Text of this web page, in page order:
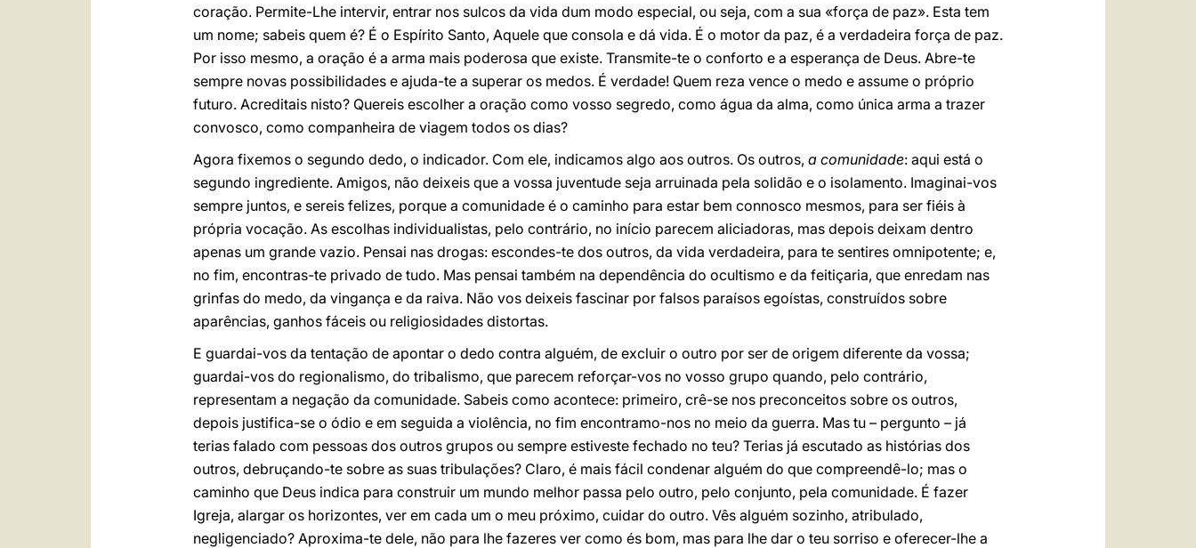
coração. Permite-Lhe intervir, entrar nos sulcos da vida dum modo especial, ou seja, com a sua «força de paz». Esta tem
um nome; sabeis quem é? É o Espírito Santo, Aquele que consola e dá vida. É o motor da paz, é a verdadeira força de paz.
Por isso mesmo, a oração é a arma mais poderosa que existe. Transmite-te o conforto e a esperança de Deus. Abre-te
sempre novas possibilidades e ajuda-te a superar os medos. É verdade! Quem reza vence o medo e assume o próprio
futuro. Acreditais nisto? Quereis escolher a oração como vosso segredo, como água da alma, como única arma a trazer
convosco, como companheira de viagem todos os dias?
Agora fixemos o segundo dedo, o indicador. Com ele, indicamos algo aos outros. Os outros, a comunidade: aqui está o
segundo ingrediente. Amigos, não deixeis que a vossa juventude seja arruinada pela solidão e o isolamento. Imaginai-vos
sempre juntos, e sereis felizes, porque a comunidade é o caminho para estar bem connosco mesmos, para ser fiéis à
própria vocação. As escolhas individualistas, pelo contrário, no início parecem aliciadoras, mas depois deixam dentro
apenas um grande vazio. Pensai nas drogas: escondes-te dos outros, da vida verdadeira, para te sentires omnipotente; e,
no fim, encontras-te privado de tudo. Mas pensai também na dependência do ocultismo e da feitiçaria, que enredam nas
grinfas do medo, da vingança e da raiva. Não vos deixeis fascinar por falsos paraísos egoístas, construídos sobre
aparências, ganhos fáceis ou religiosidades distortas.
E guardai-vos da tentação de apontar o dedo contra alguém, de excluir o outro por ser de origem diferente da vossa;
guardai-vos do regionalismo, do tribalismo, que parecem reforçar-vos no vosso grupo quando, pelo contrário,
representam a negação da comunidade. Sabeis como acontece: primeiro, crê-se nos preconceitos sobre os outros,
depois justifica-se o ódio e em seguida a violência, no fim encontramo-nos no meio da guerra. Mas tu – pergunto – já
terias falado com pessoas dos outros grupos ou sempre estiveste fechado no teu? Terias já escutado as histórias dos
outros, debruçando-te sobre as suas tribulações? Claro, é mais fácil condenar alguém do que compreendê-lo; mas o
caminho que Deus indica para construir um mundo melhor passa pelo outro, pelo conjunto, pela comunidade. É fazer
Igreja, alargar os horizontes, ver em cada um o meu próximo, cuidar do outro. Vês alguém sozinho, atribulado,
negligenciado? Aproxima-te dele, não para lhe fazeres ver como és bom, mas para lhe dar o teu sorriso e oferecer-lhe a